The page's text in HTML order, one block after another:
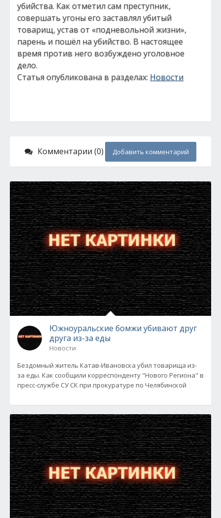
убийства. Как отметил сам преступник,
совершать угоны его заставлял убитый
товарищ, устав от «подневольной жизни»,
парень и пошёл на убийство. В настоящее
время против него возбуждено уголовное
дело.
Статья опубликована в разделах: Новости
Комментарии (0) Добавить комментарий
Южноуральские бомжи убивают друг
друга из-за еды
Новости
Бездомный житель Катав-Ивановска убил товарища из-
за еды. Как сообщили корреспонденту "Нового Региона" в
пресс-службе СУ СК при прокуратуре по Челябинской